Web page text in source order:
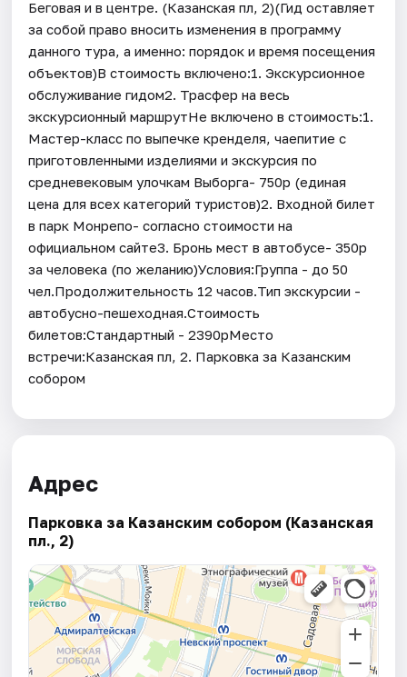
Беговая и в центре. (Казанская пл, 2)(Гид оставляет
за собой право вносить изменения в программу
данного тура, а именно: порядок и время посещения
объектов)В стоимость включено:1. Экскурсионное
обслуживание гидом2. Трасфер на весь
экскурсионный маршрутНе включено в стоимость:1.
Мастер-класс по выпечке кренделя, чаепитие с
приготовленными изделиями и экскурсия по
средневековым улочкам Выборга- 750р (единая
цена для всех категорий туристов)2. Входной билет
в парк Монрепо- согласно стоимости на
официальном сайте3. Бронь мест в автобусе- 350р
за человека (по желанию)Условия:Группа - до 50
чел.Продолжительность 12 часов.Тип экскурсии -
автобусно-пешеходная.Стоимость
билетов:Стандартный - 2390рМесто
встречи:Казанская пл, 2. Парковка за Казанским
собором
Адрес
Парковка за Казанским собором (Казанская
пл., 2)